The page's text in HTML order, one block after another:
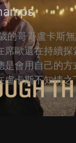
的哥哥盧卡斯
席歐還在持續
是會用自己的
盧卡斯不知情之